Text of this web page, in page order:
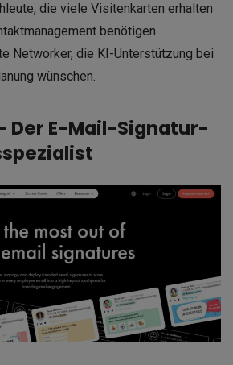
die viele Visitenkarten erhalten
benötigen.
Networker, die KI-Unterstützung bei
wünschen.
Der E-Mail-Signatur-